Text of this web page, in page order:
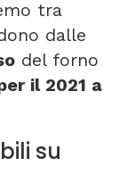
tra
dalle
del forno
il 2021 a
su